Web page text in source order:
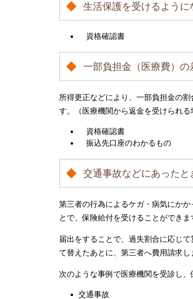
生活保護を受けるように
資格確認書
一部負担金（医療費）の
所得更正などにより、一部負担金の
す。（医療機関から返金を受けられ
資格確認書
振込先口座のわかるもの
交通事故などにあったと
第三者の行為によるケガ・病気にか
とで、保険給付を受けることができま
届出をすることで、過失割合に応じ
て替えたあとに、第三者へ費用請求し
次のような事例で医療機関を受診し
交通事故